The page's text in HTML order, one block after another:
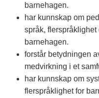
barnehagen.
har kunnskap om
språk,
barnehagen.
forstår betydningen
medvirkning i et
har kunnskap om
flerspråklighet for